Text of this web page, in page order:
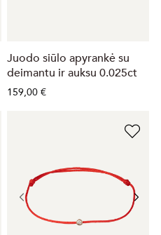
Juodo siūlo apyrankė su
deimantu ir auksu 0.025ct
159,00 €